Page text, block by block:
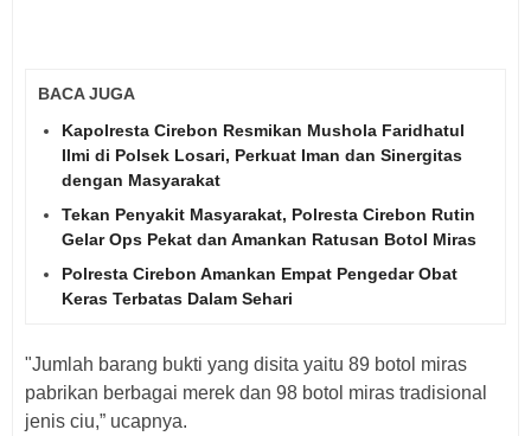
BACA JUGA
Kapolresta Cirebon Resmikan Mushola Faridhatul
Ilmi di Polsek Losari, Perkuat Iman dan Sinergitas
dengan Masyarakat
Tekan Penyakit Masyarakat, Polresta Cirebon Rutin
Gelar Ops Pekat dan Amankan Ratusan Botol Miras
Polresta Cirebon Amankan Empat Pengedar Obat
Keras Terbatas Dalam Sehari
"Jumlah barang bukti yang disita yaitu 89 botol miras
pabrikan berbagai merek dan 98 botol miras tradisional
jenis ciu,” ucapnya.